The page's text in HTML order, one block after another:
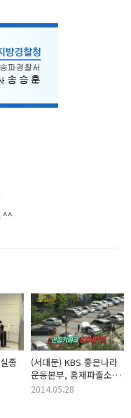
^^
종
(서대문) KBS 좋은나라
운동본부, 홍제파출소
김상준 경장의 활약!
2014.05.28